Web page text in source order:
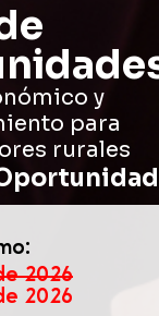
y
para
rurales
2026
2026